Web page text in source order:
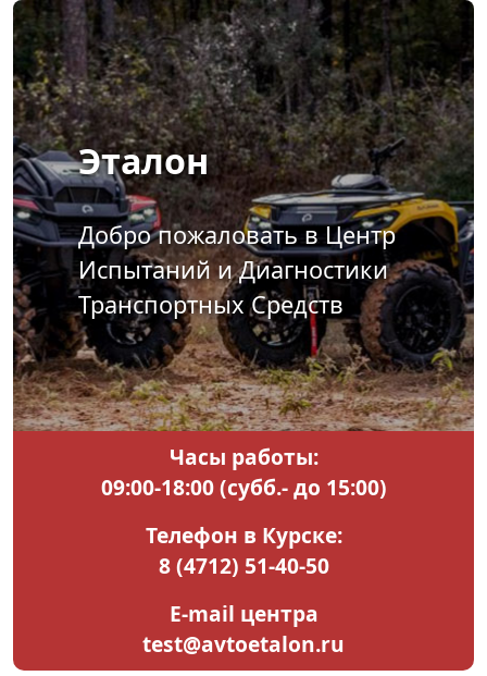
Эталон
Добро пожаловать в Центр
Испытаний и Диагностики
Транспортных Средств
Часы работы:
09:00-18:00 (субб.- до 15:00)
Телефон в Курске:
8 (4712) 51-40-50
E-mail центра
test@avtoetalon.ru